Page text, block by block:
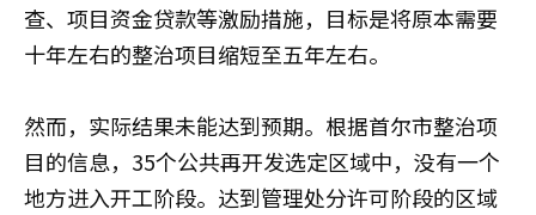
查、项目资金贷款等激励措施，目标是将原本需要
十年左右的整治项目缩短至五年左右。
然而，实际结果未能达到预期。根据首尔市整治项
目的信息，35个公共再开发选定区域中，没有一个
地方进入开工阶段。达到管理处分许可阶段的区域